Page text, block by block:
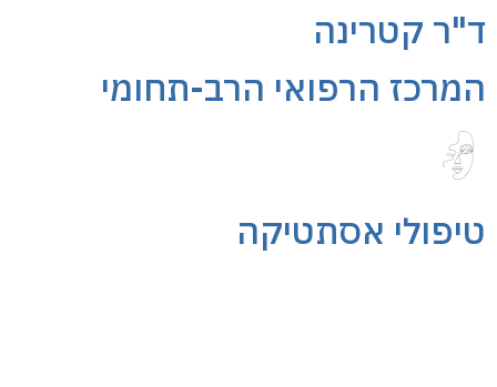
ד"ר קטרינה
המרכז הרפואי הרב-תחומי
טיפולי אסתטיקה